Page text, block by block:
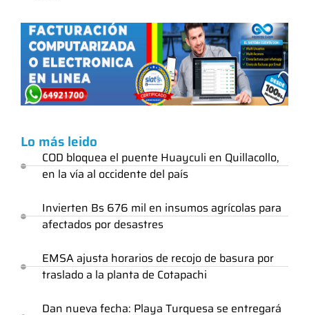
Lo más leido
COD bloquea el puente Huayculi en Quillacollo,
en la vía al occidente del país
Invierten Bs 676 mil en insumos agrícolas para
afectados por desastres
EMSA ajusta horarios de recojo de basura por
traslado a la planta de Cotapachi
Dan nueva fecha: Playa Turquesa se entregará